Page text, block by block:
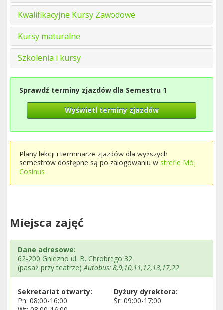
Kwalifikacyjne Kursy Zawodowe
Kursy maturalne
Szkolenia i kursy
Sprawdź terminy zjazdów dla Semestru 1
Wyświetl terminy zjazdów
Plany lekcji i terminarze zjazdów dla wyższych
semestrów dostępne są po zalogowaniu w strefie Mój
Cosinus
Miejsca zajęć
Dane adresowe:
62-200 Gniezno ul. B. Chrobrego 32
(pasaż przy teatrze)Autobus: 8,9,10,11,12,13,17,22
Sekretariat otwarty:
Pn: 08:00-16:00
Dyżury dyrektora:
Śr: 09:00-17:00